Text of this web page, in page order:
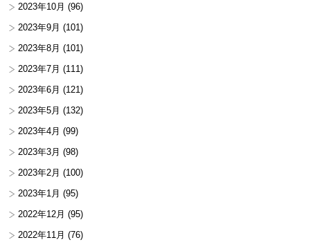
2023年10月 (96)
2023年9月 (101)
2023年8月 (101)
2023年7月 (111)
2023年6月 (121)
2023年5月 (132)
2023年4月 (99)
2023年3月 (98)
2023年2月 (100)
2023年1月 (95)
2022年12月 (95)
2022年11月 (76)